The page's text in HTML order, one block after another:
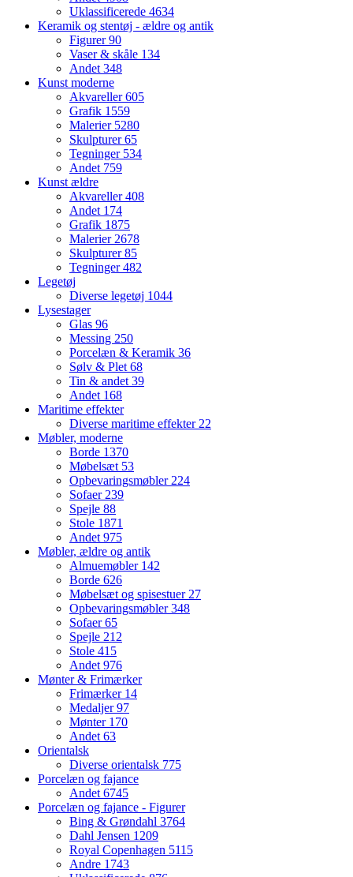
Uklassificerede 4634
Keramik og stentøj - ældre og antik
Figurer90
Vaser & skåle 134
Andet348
Kunst moderne
Akvareller605
Grafik 1559
Malerier 5280
Skulpturer65
Tegninger 534
Andet 759
Kunst ældre
Akvareller408
Andet 174
Grafik 1875
Malerier2678
Skulpturer85
Tegninger482
Legetøj
Diverse legetøj 1044
Lysestager
Glas 96
Messing 250
Porcelæn & Keramik 36
Sølv & Plet68
Tin & andet39
Andet 168
Maritime effekter
Diverse maritime effekter22
Møbler, moderne
Borde 1370
Møbelsæt 53
Opbevaringsmøbler224
Sofaer239
Spejle 88
Stole 1871
Andet975
Møbler, ældre og antik
Almuemøbler 142
Borde 626
Møbelsæt og spisestuer27
Opbevaringsmøbler348
Sofaer65
Spejle 212
Stole 415
Andet976
Mønter & Frimærker
Frimærker 14
Medaljer97
Mønter 170
Andet63
Orientalsk
Diverse orientalsk 775
Porcelæn og fajance
Andet6745
Porcelæn og fajance - Figurer
Bing & Grøndahl 3764
Dahl Jensen 1209
Royal Copenhagen 5115
Andre 1743